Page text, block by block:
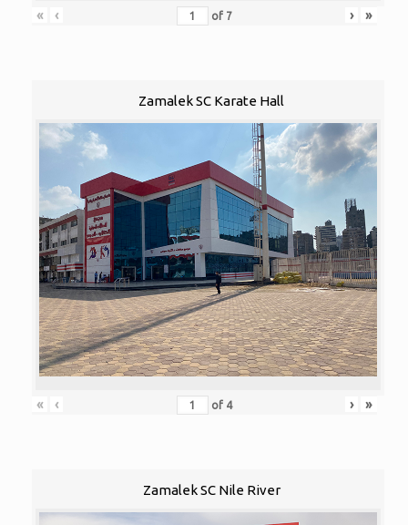
« ‹ of 7 › »
Zamalek SC Karate Hall
« ‹ of 4 › »
Zamalek SC Nile River